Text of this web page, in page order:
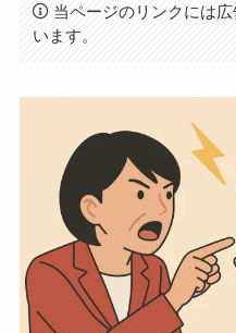
当ページのリンクには
います。